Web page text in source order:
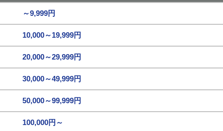
～9,999円
10,000～19,999円
20,000～29,999円
30,000～49,999円
50,000～99,999円
100,000円～